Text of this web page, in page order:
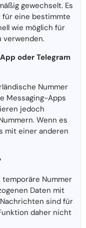
gewechselt. Es
für eine bestimmte
wie möglich für
verwenden.
oder Telegram
Nummer
Messaging-Apps
jedoch
Wenn es
mit einer anderen
temporäre Nummer
Daten mit
sind für
daher nicht